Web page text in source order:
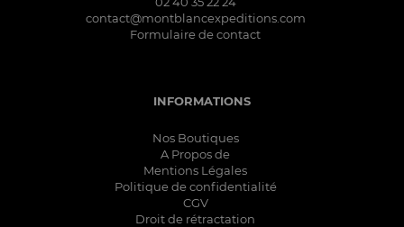
contact@montblancexpeditions.com
Formulaire de contact
INFORMATIONS
Nos Boutiques
A Propos de
Mentions Légales
Politique de confidentialité
CGV
Droit de rétractation